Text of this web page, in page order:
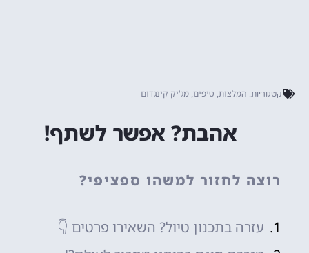
קטגוריות: המלצות, טיפים, מג'יק קינגדום
אהבת? אפשר לשתף!
רוצה לחזור למשהו ספציפי?
עזרה בתכנון טיול? השאירו פרטים 👇